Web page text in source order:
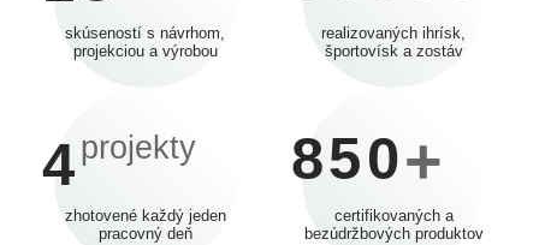
skúseností s návrhom,
projekciou a výrobou
realizovaných ihrísk,
športovísk a zostáv
4 projekty
zhotovené každý jeden
pracovný deň
850+
certifikovaných a
bezúdržbových produktov